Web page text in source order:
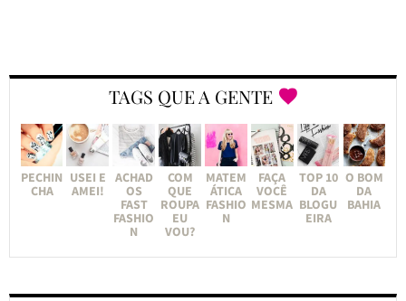
TAGS QUE A GENTE
PECHIN
CHA
USEI E
AMEI!
ACHAD
OS
FAST
FASHIO
N
COM
QUE
ROUPA
EU
VOU?
MATEM
ÁTICA
FASHIO
N
FAÇA
VOCÊ
MESMA
TOP 10
DA
BLOGU
EIRA
O BOM
DA
BAHIA